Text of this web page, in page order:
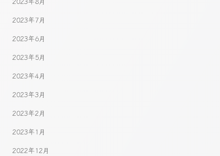
2023年7月
2023年6月
2023年5月
2023年4月
2023年3月
2023年2月
2023年1月
2022年12月